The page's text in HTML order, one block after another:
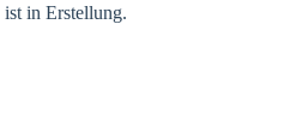
in Erstellung.